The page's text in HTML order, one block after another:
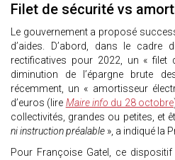
Filet de sécurité vs
Le gouvernement a proposé
d’aides. D’abord, dans le
rectificatives pour 2022, un «
diminution de l’épargne brute
récemment, un « amortisseur
d’euros (lire Maire info du 28 octobre
collectivités, grandes ou petites, et
ni instruction préalable », a indiqué la
Pour Françoise Gatel, ce